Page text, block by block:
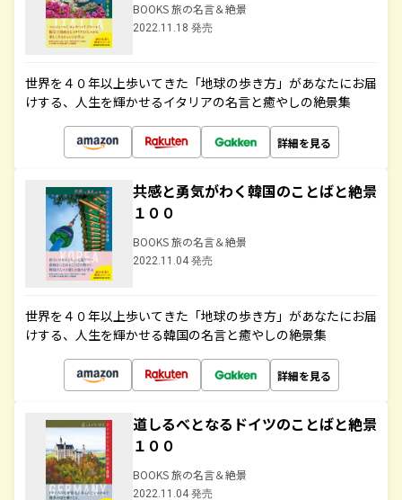
BOOKS 旅の名言＆絶景
2022.11.18 発売
世界を４０年以上歩いてきた「地球の歩き方」があなたにお届
けする、人生を輝かせるイタリアの名言と癒やしの絶景集
詳細を見る
共感と勇気がわく韓国のことばと絶景
１００
BOOKS 旅の名言＆絶景
2022.11.04 発売
世界を４０年以上歩いてきた「地球の歩き方」があなたにお届
けする、人生を輝かせる韓国の名言と癒やしの絶景集
詳細を見る
道しるべとなるドイツのことばと絶景
１００
BOOKS 旅の名言＆絶景
2022.11.04 発売